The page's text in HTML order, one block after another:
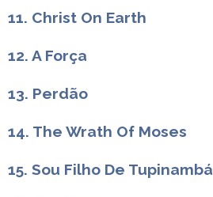
11. Christ On Earth
12. A Força
13. Perdão
14. The Wrath Of Moses
15. Sou Filho De Tupinambá